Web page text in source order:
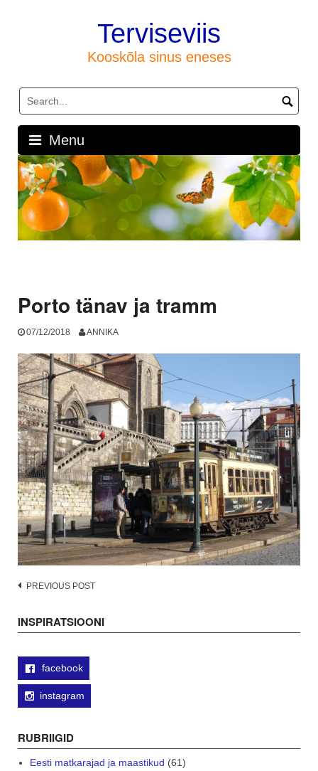
Terviseviis
Kooskõla sinus eneses
Menu
Porto tänav ja tramm
07/12/2018 ANNIKA
Post
PREVIOUS POST
INSPIRATSIOONI
facebook
instagram
RUBRIIGID
Eesti matkarajad ja maastikud (61)